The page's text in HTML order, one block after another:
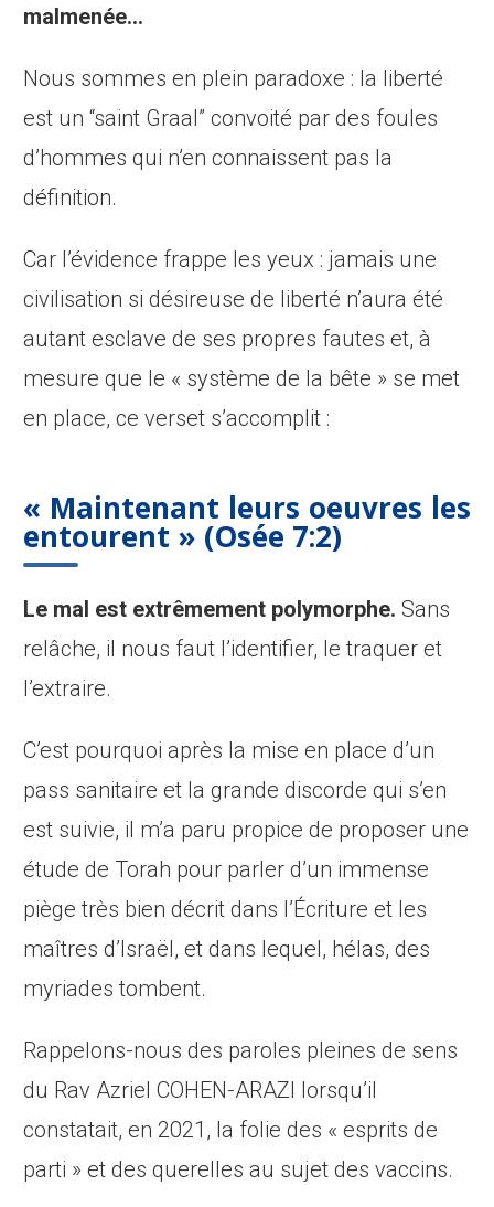
malmenée…
Nous sommes en plein paradoxe : la liberté
est un “saint Graal” convoité par des foules
d’hommes qui n’en connaissent pas la
définition.
Car l’évidence frappe les yeux : jamais une
civilisation si désireuse de liberté n’aura été
autant esclave de ses propres fautes et, à
mesure que le « système de la bête » se met
en place, ce verset s’accomplit :
« Maintenant leurs oeuvres les
entourent » (Osée 7:2)
Le mal est extrêmement polymorphe. Sans
relâche, il nous faut l’identifier, le traquer et
l’extraire.
C’est pourquoi après la mise en place d’un
pass sanitaire et la grande discorde qui s’en
est suivie, il m’a paru propice de proposer une
étude de Torah pour parler d’un immense
piège très bien décrit dans l’Écriture et les
maîtres d’Israël, et dans lequel, hélas, des
myriades tombent.
Rappelons-nous des paroles pleines de sens
du Rav Azriel COHEN-ARAZI lorsqu’il
constatait, en 2021, la folie des « esprits de
parti » et des querelles au sujet des vaccins.